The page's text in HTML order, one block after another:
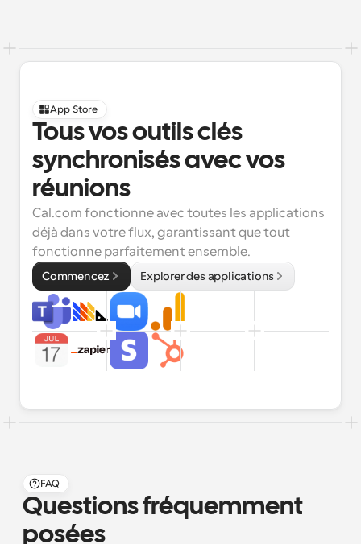
App Store
Tous vos outils clés
synchronisés avec vos
réunions
Cal.com fonctionne avec toutes les applications
déjà dans votre flux, garantissant que tout
fonctionne parfaitement ensemble.
Commencez Explorer des applications
FAQ
Questions fréquemment
posées